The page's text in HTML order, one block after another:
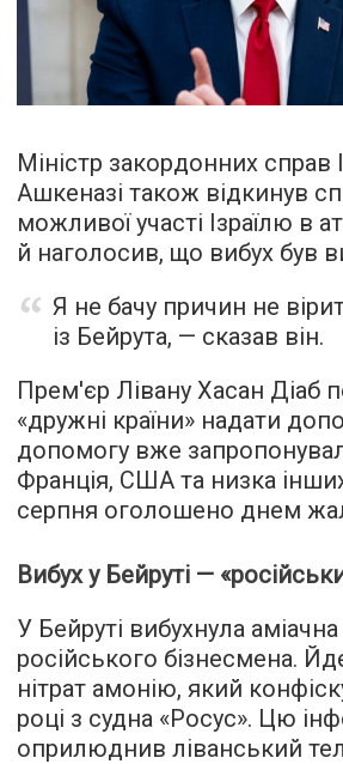
Міністр закордонних справ
Ашкеназі також відкинув
можливої участі Ізраїлю в
й наголосив, що вибух був
Я не бачу причин не
із Бейрута, — сказав він.
Прем'єр Лівану Хасан Діаб
«дружні країни» надати
допомогу вже
Франція, США та низка
серпня оголошено днем
Вибух у Бейруті —
У Бейруті вибухнула
російського бізнесмена.
нітрат амонію, який
році з судна «Росус». Цю
оприлюднив ліванський